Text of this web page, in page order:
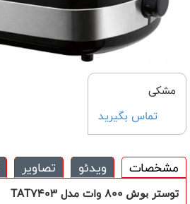
مشكی
تماس بگیرید
مشخصات ویدئو تصاویر
توستر بوش 800 وات مدل TAT7403